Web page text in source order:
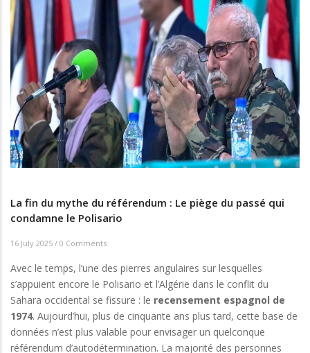
La fin du mythe du référendum : Le piège du passé qui
condamne le Polisario
16 July 2025 / 0 Comments
Avec le temps, l’une des pierres angulaires sur lesquelles
s’appuient encore le Polisario et l’Algérie dans le conflit du
Sahara occidental se fissure : le recensement espagnol de
1974. Aujourd’hui, plus de cinquante ans plus tard, cette base de
données n’est plus valable pour envisager un quelconque
référendum d’autodétermination. La majorité des personnes